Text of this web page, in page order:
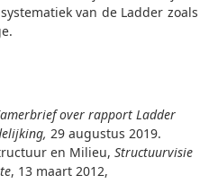
van de Ladder zoals
over rapport Ladder
29 augustus 2019.
en Milieu,Structuurvisie
, 13 maart 2012,